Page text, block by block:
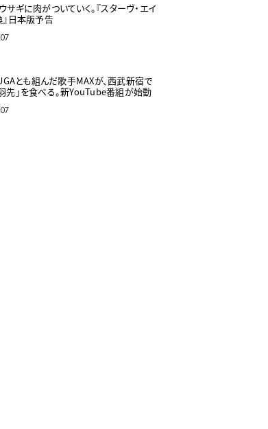
サギに肉がついていく。『スターヴ・エイ
日本版予告
とも組んだ歌手MAXが、西武新宿で
先」を食べる。新YouTube番組が始動